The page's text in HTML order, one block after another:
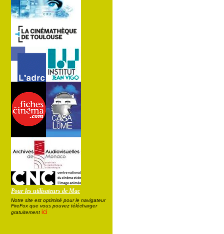
Pour les utilisateurs de Mac
Notre site est optimisé pour le navigateur
FireFox que vous pouvez télécharger
gratuitement ici